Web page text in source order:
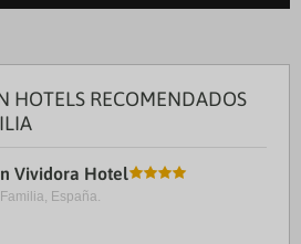
HOTELS RECOMENDADOS
Vividora Hotel
España.